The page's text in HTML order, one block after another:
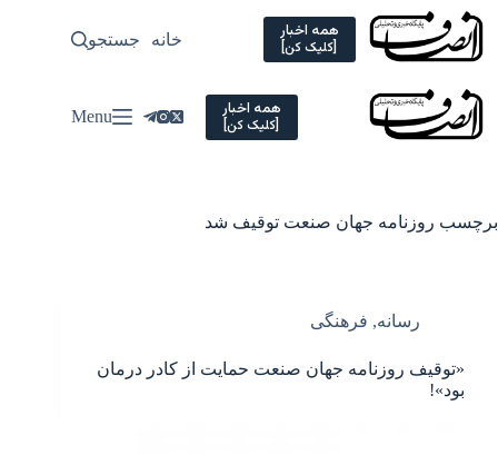
Skip
content
همه اخبار
[کلیک کن] خانه سیاسی
جستجو
همه اخبار
[کلیک کن] Menu
برچسب روزنامه جهان صنعت توقیف شد
رسانه, فرهنگی
«توقیف روزنامه جهان صنعت حمایت از کادر درمان
بود»!